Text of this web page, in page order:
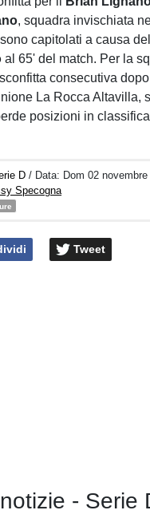
, squadra invischiata
capitolati a causa
al 65' del match. Per la
consecutiva
La Rocca Altavilla,
posizioni in
D / Data: Dom 02
Specogna
Tweet
- Serie